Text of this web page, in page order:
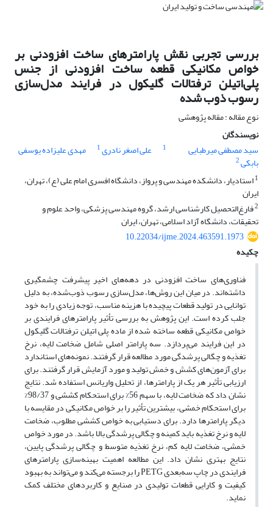
بررسی تجربی نقش پارامترهای ساخت افزودنی بر
خواص مکانیکی قطعه ساخت افزودنی از جنس
پلی‌اتیلن ترفتالات گلیکول در فرایند مدل‌سازی
رسوب ذوب شده
نوع مقاله : مقاله پژوهشی
نویسندگان
سید مصطفی میرطبایی
1 علی اصغر نادری1 مهدی علیزاده یوسفی
بابکی2
1استادیار، دانشکده مهندسی و پرواز، دانشگاه افسری امام علی (ع)، تهران،
ایران
2فارغ‌التحصیل کارشناسی ارشد، گروه مهندسی پزشکی، واحد علوم و
تحقیقات، دانشگاه آزاد اسلامی، تهران، ایران
10.22034/ijme.2024.463591.1973
چکیده
فناوری‌های ساخت افزودنی در دهه‌های اخیر پیشرفت چشمگیری
داشته‌اند. در میان این روش‌ها، مدل‌سازی رسوب ذوب‌شده، به دلیل
توانایی در تولید قطعات پیچیده با هزینه مناسب، توجه زیادی را به خود
جلب کرده است. این پژوهش به بررسی تأثیر پارامترهای فرایندی بر
خواص مکانیکی قطعه ساخته شده از ماده پلی اتیلن ترفتالات گلیکول
در این فرایند می‌پردازد. سه پارامتر اصلی شامل ضخامت لایه، نرخ
تغذیه و چگالی پرشدگی مورد مطالعه قرار گرفتند. نمونه‌های استاندارد
برای آزمون‌های کشش و خمش تولید و مورد آزمایش قرار گرفتند. برای
ارزیابی تأثیر هر یک از پارامترها، از تحلیل واریانس استفاده شد. نتایج
نشان داد که ضخامت لایه، با سهم 56% برای استحکام کششی و 98/37%
برای استحکام خمشی، بیشترین تأثیر را بر خواص مکانیکی در مقایسه با
دیگر پارامترها دارد. برای دستیابی به خواص کششی مطلوب، ضخامت
لایه و نرخ تغذیه باید کمینه و چگالی پرشدگی بالا باشد. در مورد خواص
خمشی، ضخامت لایه کم، نرخ تغذیه متوسط و چگالی پرشدگی پایین،
نتایج بهتری نشان داد. این مطالعه اهمیت بهینه‌سازی پارامترهای
فرایندی در چاپ سه‌بعدی PETG را برجسته می‌کند و می‌تواند به بهبود
کیفیت و کارایی قطعات تولیدی در صنایع و کاربردهای مختلف کمک
نماید.